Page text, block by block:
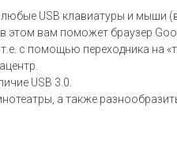
USB клавиатуры и мыши
этом вам поможет браузер
с помощью переходника на
USB 3.0.
а также